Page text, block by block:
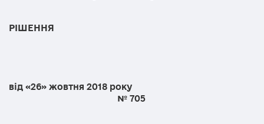
РІШЕННЯ
від «26» жовтня 2018 року
№ 705